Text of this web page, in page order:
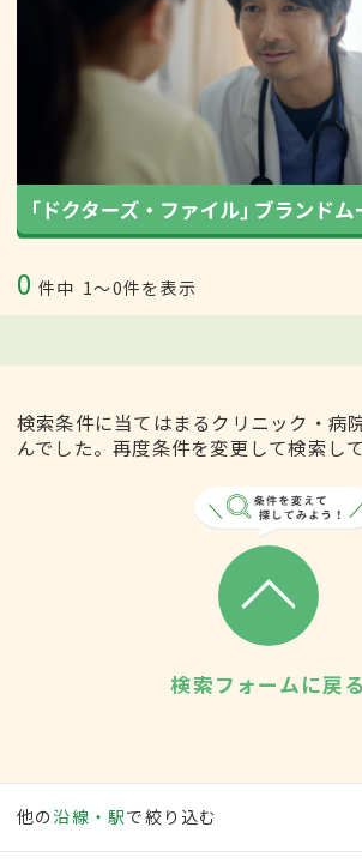
0 件中 1〜0件を表示
検索条件に当てはまるクリニック・病
んでした。再度条件を変更して検索し
検索フォームに戻る
他の沿線・駅で絞り込む